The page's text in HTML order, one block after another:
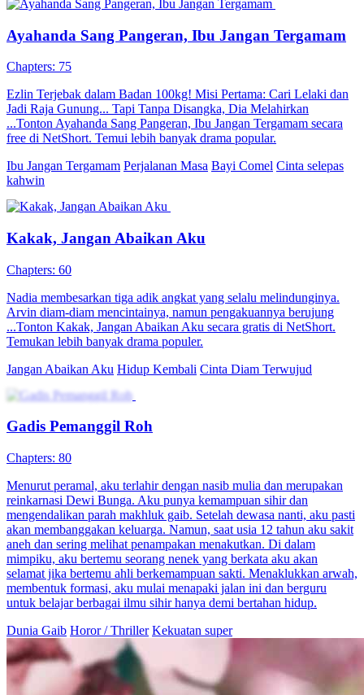
Kronik Hantu: Waris Terkutuk
26 Episodes
semasa melahirkan, dan aku diselamatkan oleh nenekku, seorang
"penyelamat mayat" yang terkenal. Sejak kecil, aku dikenali sebagai
"anak hantu" dan sering dijauhi oleh orang sekeliling. Pada hari
ulang tahunku yang ke-18, mayat seorang gadis yang lemas tiba-tiba
muncul, dan aku ditarik masuk ke dalam air bersama mayat itu.
Walaupun aku selamat, dia tiba-tiba mati semula malam berikutnya.
Dengan bantuan seorang "pengendali mayat," Liu Wensan, kami
mula menyiasat dan menemui rahsia gelap keluarga—sesuatu yang
mungkin ditutup oleh sebuah keluarga berkuasa. Kebenaran
seorang pelakon tempatan...
Encik Shahril, Jangan Seksa Adik!
85 Episodes
Sejak kecil, Imani Warda terpisah dari abangnya, Shahril Azman,
dan bertemu semula melalui loket jed. Bertahun kemudian,...Tonton
Encik Shahril, Jangan Seksa Adik! secara free di NetShort. Temui
lebih banyak drama popular.
Jangan Seksa Adik!CEOMencari keluarga